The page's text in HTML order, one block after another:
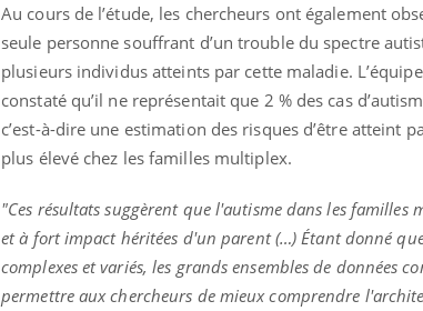
Au cours de l’étude, les chercheurs ont également
seule personne souffrant d’un trouble du spectre
plusieurs individus atteints par cette maladie.
constaté qu’il ne représentait que 2 % des cas
c’est-à-dire une estimation des risques d’être atteint
plus élevé chez les familles multiplex.
"Ces résultats suggèrent que l'autisme dans les familles
et à fort impact héritées d'un parent (…) Étant donné
complexes et variés, les grands ensembles de données
permettre aux chercheurs de mieux comprendre